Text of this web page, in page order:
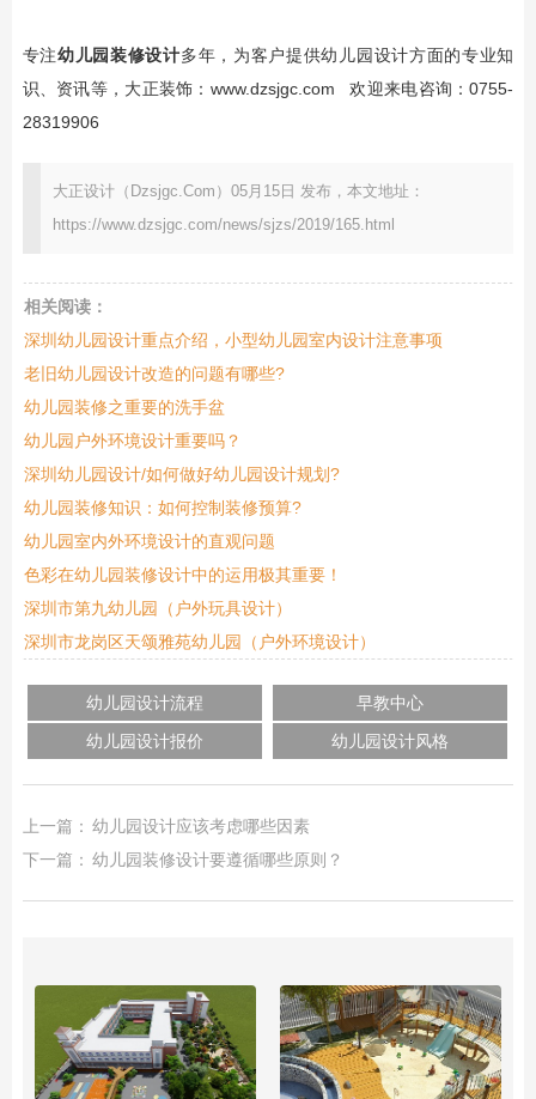
专注幼儿园装修设计多年，为客户提供幼儿园设计方面的专业知
识、资讯等，大正装饰： www.dzsjgc.com 欢迎来电咨询：0755-
28319906
大正设计（Dzsjgc.Com）05月15日 发布，本文地址：
https://www.dzsjgc.com/news/sjzs/2019/165.html
相关阅读：
深圳幼儿园设计重点介绍，小型幼儿园室内设计注意事项
老旧幼儿园设计改造的问题有哪些?
幼儿园装修之重要的洗手盆
幼儿园户外环境设计重要吗？
深圳幼儿园设计/如何做好幼儿园设计规划?
幼儿园装修知识：如何控制装修预算?
幼儿园室内外环境设计的直观问题
色彩在幼儿园装修设计中的运用极其重要！
深圳市第九幼儿园（户外玩具设计）
深圳市龙岗区天颂雅苑幼儿园（户外环境设计）
幼儿园设计流程
早教中心
幼儿园设计报价
幼儿园设计风格
上一篇： 幼儿园设计应该考虑哪些因素
下一篇： 幼儿园装修设计要遵循哪些原则？